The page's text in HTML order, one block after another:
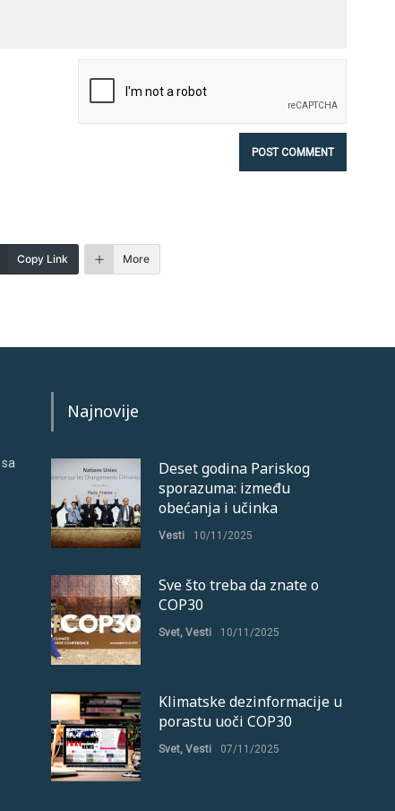
Copy Link More
Najnovije
Deset godina Pariskog
sporazuma: između
obećanja i učinka
Vesti 10/11/2025
Sve što treba da znate o
COP30
Svet, Vesti 10/11/2025
Klimatske dezinformacije u
porastu uoči COP30
Svet, Vesti 07/11/2025